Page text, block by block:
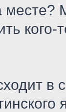
месте?
кого-
в